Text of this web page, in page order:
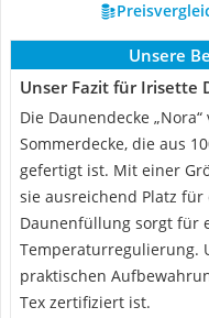
Unsere
Unser Fazit für Irisette
Die Daunendecke
Sommerdecke, die aus
gefertigt ist. Mit einer
sie ausreichend Platz
Daunenfüllung sorgt für
Temperaturregulierung.
praktischen
Tex zertifiziert ist.